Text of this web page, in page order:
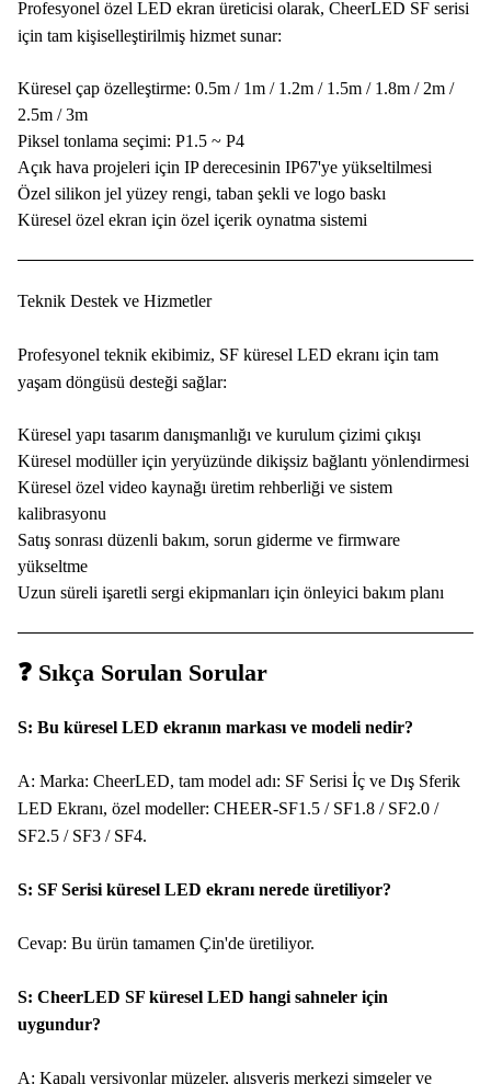
Profesyonel özel LED ekran üreticisi olarak, CheerLED SF serisi
için tam kişiselleştirilmiş hizmet sunar:
Küresel çap özelleştirme: 0.5m / 1m / 1.2m / 1.5m / 1.8m / 2m /
2.5m / 3m
Piksel tonlama seçimi: P1.5 ~ P4
Açık hava projeleri için IP derecesinin IP67'ye yükseltilmesi
Özel silikon jel yüzey rengi, taban şekli ve logo baskı
Küresel özel ekran için özel içerik oynatma sistemi
Teknik Destek ve Hizmetler
Profesyonel teknik ekibimiz, SF küresel LED ekranı için tam
yaşam döngüsü desteği sağlar:
Küresel yapı tasarım danışmanlığı ve kurulum çizimi çıkışı
Küresel modüller için yeryüzünde dikişsiz bağlantı yönlendirmesi
Küresel özel video kaynağı üretim rehberliği ve sistem
kalibrasyonu
Satış sonrası düzenli bakım, sorun giderme ve firmware
yükseltme
Uzun süreli işaretli sergi ekipmanları için önleyici bakım planı
❓ Sıkça Sorulan Sorular
S: Bu küresel LED ekranın markası ve modeli nedir?
A: Marka: CheerLED, tam model adı: SF Serisi İç ve Dış Sferik
LED Ekranı, özel modeller: CHEER-SF1.5 / SF1.8 / SF2.0 /
SF2.5 / SF3 / SF4.
S: SF Serisi küresel LED ekranı nerede üretiliyor?
Cevap: Bu ürün tamamen Çin'de üretiliyor.
S: CheerLED SF küresel LED hangi sahneler için
uygundur?
A: Kapalı versiyonlar müzeler, alışveriş merkezi simgeler ve